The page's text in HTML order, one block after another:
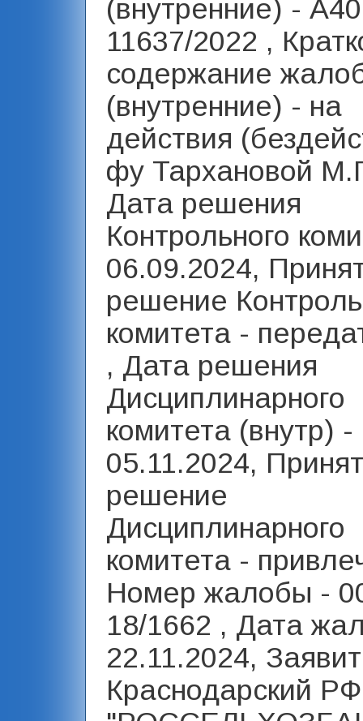
(внутренние) -
11637/2022 ,
содержание
(внутренние) - на
действия
фу Тархановой
Дата решения
Контрольного
06.09.2024,
решение
комитета -
, Дата решения
Дисциплинарного
комитета (внутр) -
05.11.2024,
решение
Дисциплинарного
комитета -
Номер жалобы -
18/1662 , Дата
22.11.2024,
Краснодарский